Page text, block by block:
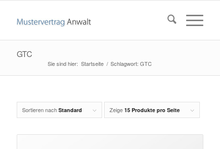
GTC
Startseite / Schlagwort: GTC
Sortieren nach Standard Zeige 15 Produkte pro Seite